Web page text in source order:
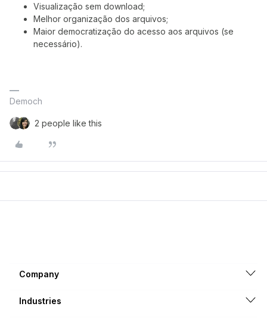
Visualização sem download;
Melhor organização dos arquivos;
Maior democratização do acesso aos arquivos (se
necessário).
Democh
2 people like this
Company
Industries